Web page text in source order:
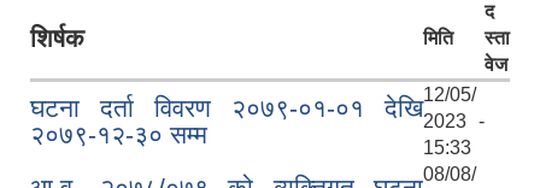
शिर्षक मिति
द
स्ता
वेज
घटना दर्ता विवरण २०७९-०१-०१ देखि
२०७९-१२-३० सम्म
12/05/
2023 -
15:33
08/08/